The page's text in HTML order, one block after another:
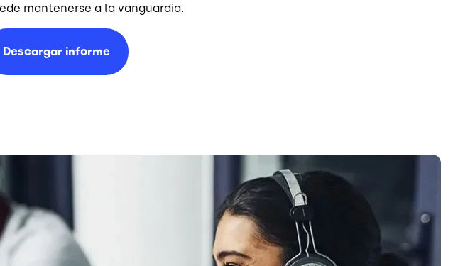
mantenerse a la vanguardia.
Descargar informe